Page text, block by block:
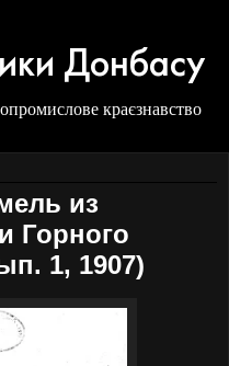
Донбасу
краєзнавство
из
Горного
1, 1907)